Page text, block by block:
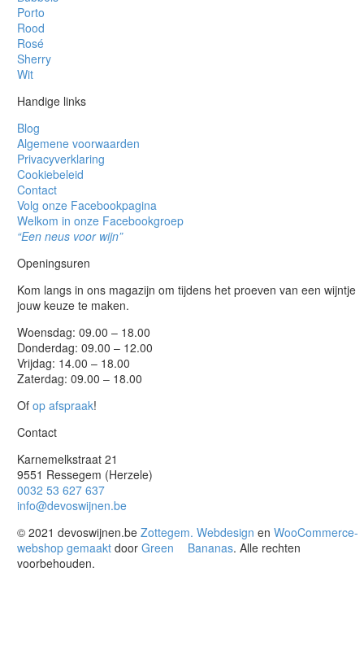
Porto
Rood
Rosé
Sherry
Wit
Handige links
Blog
Algemene voorwaarden
Privacyverklaring
Cookiebeleid
Contact
Volg onze Facebookpagina
Welkom in onze Facebookgroep
“Een neus voor wijn”
Openingsuren
Kom langs in ons magazijn om tijdens het proeven van een wijntje
jouw keuze te maken.
Woensdag: 09.00 – 18.00
Donderdag: 09.00 – 12.00
Vrijdag: 14.00 – 18.00
Zaterdag: 09.00 – 18.00
Of op afspraak!
Contact
Karnemelkstraat 21
9551 Ressegem (Herzele)
0032 53 627 637
info@devoswijnen.be
© 2021 devoswijnen.be Zottegem. Webdesign en WooCommerce-
webshop gemaakt door Green Bananas. Alle rechten
voorbehouden.